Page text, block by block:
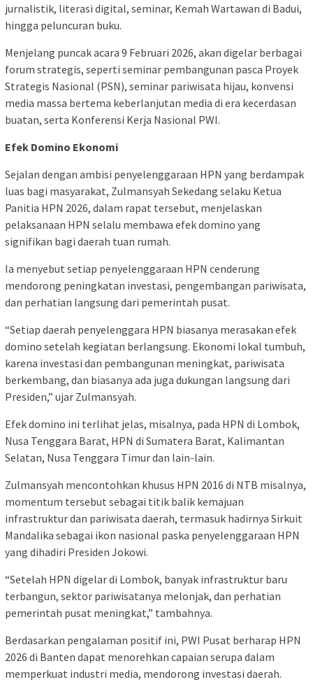
jurnalistik, literasi digital, seminar, Kemah Wartawan di Badui,
hingga peluncuran buku.
Menjelang puncak acara 9 Februari 2026, akan digelar berbagai
forum strategis, seperti seminar pembangunan pasca Proyek
Strategis Nasional (PSN), seminar pariwisata hijau, konvensi
media massa bertema keberlanjutan media di era kecerdasan
buatan, serta Konferensi Kerja Nasional PWI.
Efek Domino Ekonomi
Sejalan dengan ambisi penyelenggaraan HPN yang berdampak
luas bagi masyarakat, Zulmansyah Sekedang selaku Ketua
Panitia HPN 2026, dalam rapat tersebut, menjelaskan
pelaksanaan HPN selalu membawa efek domino yang
signifikan bagi daerah tuan rumah.
Ia menyebut setiap penyelenggaraan HPN cenderung
mendorong peningkatan investasi, pengembangan pariwisata,
dan perhatian langsung dari pemerintah pusat.
“Setiap daerah penyelenggara HPN biasanya merasakan efek
domino setelah kegiatan berlangsung. Ekonomi lokal tumbuh,
karena investasi dan pembangunan meningkat, pariwisata
berkembang, dan biasanya ada juga dukungan langsung dari
Presiden,” ujar Zulmansyah.
Efek domino ini terlihat jelas, misalnya, pada HPN di Lombok,
Nusa Tenggara Barat, HPN di Sumatera Barat, Kalimantan
Selatan, Nusa Tenggara Timur dan lain-lain.
Zulmansyah mencontohkan khusus HPN 2016 di NTB misalnya,
momentum tersebut sebagai titik balik kemajuan
infrastruktur dan pariwisata daerah, termasuk hadirnya Sirkuit
Mandalika sebagai ikon nasional paska penyelenggaraan HPN
yang dihadiri Presiden Jokowi.
“Setelah HPN digelar di Lombok, banyak infrastruktur baru
terbangun, sektor pariwisatanya melonjak, dan perhatian
pemerintah pusat meningkat,” tambahnya.
Berdasarkan pengalaman positif ini, PWI Pusat berharap HPN
2026 di Banten dapat menorehkan capaian serupa dalam
memperkuat industri media, mendorong investasi daerah.